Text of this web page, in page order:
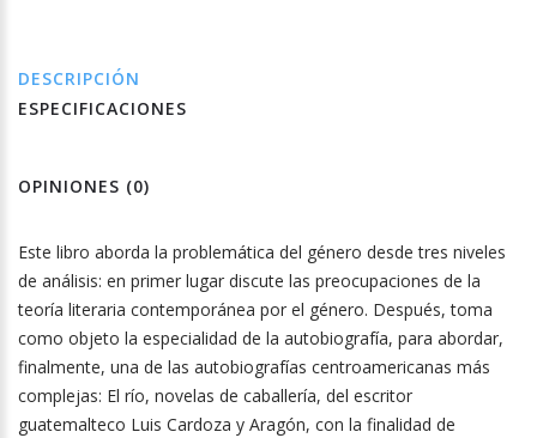
DESCRIPCIÓN
ESPECIFICACIONES
OPINIONES (0)
Este libro aborda la problemática del género desde tres niveles
de análisis: en primer lugar discute las preocupaciones de la
teoría literaria contemporánea por el género. Después, toma
como objeto la especialidad de la autobiografía, para abordar,
finalmente, una de las autobiografías centroamericanas más
complejas: El río, novelas de caballería, del escritor
guatemalteco Luis Cardoza y Aragón, con la finalidad de